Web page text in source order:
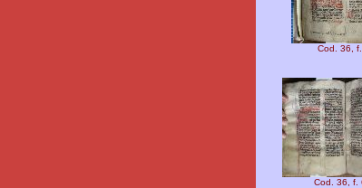
Cod. 36,
Cod. 36, f.